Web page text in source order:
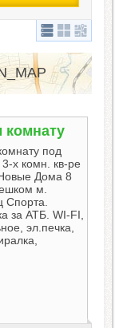
комнату
под
х комн. кв-ре
Дома 8
м.
Спорта.
за АТБ. WI-FI,
эл.печка,